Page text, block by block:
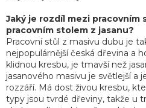
Jaký je rozdíl mezi pracovním
pracovním stolem z jasanu?
Pracovní stůl z masivu dubu je
nejpopulárnější česká dřevina a
klidnou kresbu, je tmavší než
jasanového masivu je světlejší a
rozzáří. Má dost živou kresbu,
typy jsou tvrdé dřeviny, takže u